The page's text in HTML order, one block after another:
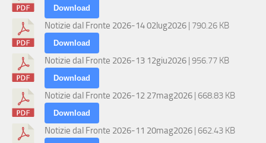
Download
Notizie dal Fronte 2026-14 02lug2026 | 790.26 KB
Download
Notizie dal Fronte 2026-13 12giu2026 | 956.77 KB
Download
Notizie dal Fronte 2026-12 27mag2026 | 668.83 KB
Download
Notizie dal Fronte 2026-11 20mag2026 | 662.43 KB